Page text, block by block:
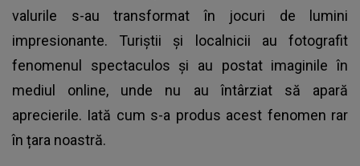
valurile s-au transformat în jocuri de lumini
impresionante. Turiștii și localnicii au fotografit
fenomenul spectaculos și au postat imaginile în
mediul online, unde nu au întârziat să apară
aprecierile. Iată cum s-a produs acest fenomen rar
în țara noastră.